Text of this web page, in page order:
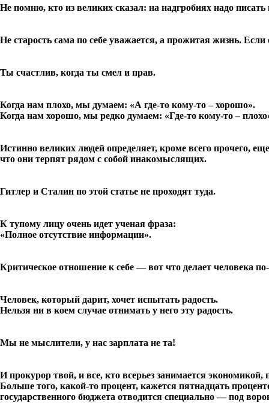
Не помню, кто из великих сказал: на надгробиях надо
Не старость сама по себе уважается, а прожитая жизнь.
Ты счастлив, когда ты смел и прав.
Когда нам плохо, мы думаем: «А где-то кому-то – хорошо».
Когда нам хорошо, мы редко думаем: «Где-то кому-то –
Истинно великих людей определяет, кроме всего прочего,
что они терпят рядом с собой инакомыслящих.
Гитлер и Сталин по этой статье не проходят туда.
К тупому лицу очень идет ученая фраза:
«Полное отсутствие информации».
Критическое отношение к себе — вот что делает человека
Человек, который дарит, хочет испытать радость.
Нельзя ни в коем случае отнимать у него эту радость.
Мы не мыслители, у нас зарплата не та!
И прокурор твой, и все, кто всерьез занимается экономикой,
Больше того, какой-то процент, кажется пятнадцать
государственного бюджета отводится специально — под